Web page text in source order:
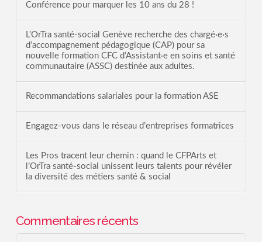
Conférence pour marquer les 10 ans du 28 !
L’OrTra santé-social Genève recherche des chargé·e·s
d’accompagnement pédagogique (CAP) pour sa
nouvelle formation CFC d’Assistant·e en soins et santé
communautaire (ASSC) destinée aux adultes.
Recommandations salariales pour la formation ASE
Engagez-vous dans le réseau d’entreprises formatrices
Les Pros tracent leur chemin : quand le CFPArts et
l’OrTra santé-social unissent leurs talents pour révéler
la diversité des métiers santé & social
Commentaires récents